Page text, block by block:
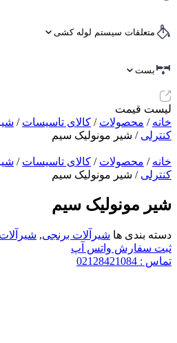
متعلقات سیستم لوله کشی
بست
لیست قیمت
خانه / محصولات / کالای تاسیسات /
کنترلی / شیر مونولیک سیم
خانه / محصولات / کالای تاسیسات /
کنترلی / شیر مونولیک سیم
شیر مونولیک سیم
دسته بندی ها شیرآلات برنجی,
ثبت سفارش واتس آپ
تماس : 02128421084